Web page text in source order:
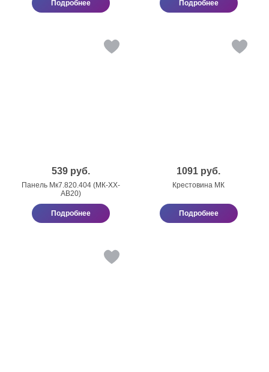
Подробнее Подробнее
539 руб.
Панель Мк7.820.404 (МК-ХХ-
АВ20)
Подробнее
1091 руб.
Крестовина МК
Подробнее